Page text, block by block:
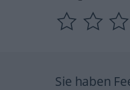
Sie haben